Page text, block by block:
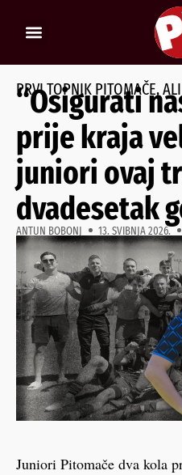
PRVI TOPNIK PITOMAČE,
“Osigurati
prije kraja
juniori ovaj
dvadesetak
ANTUN BOBONJ 13. SVIBNJA 2026.
Juniori Pitomače dva kola